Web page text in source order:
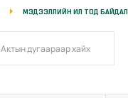
МЭДЭЭЛЛИЙН ИЛ ТОД БАЙДАЛ